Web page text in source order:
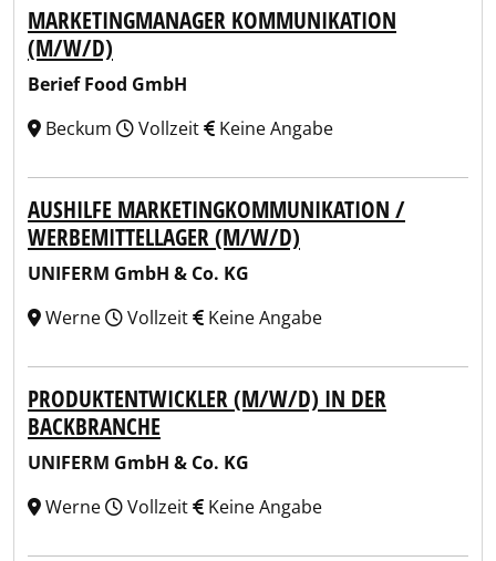
MARKETINGMANAGER KOMMUNIKATION
(M/W/D)
Berief Food GmbH
Beckum
Vollzeit Keine Angabe
AUSHILFE MARKETINGKOMMUNIKATION /
WERBEMITTELLAGER (M/W/D)
UNIFERM GmbH & Co. KG
Werne
Vollzeit Keine Angabe
PRODUKTENTWICKLER (M/W/D) IN DER
BACKBRANCHE
UNIFERM GmbH & Co. KG
Werne
Vollzeit Keine Angabe